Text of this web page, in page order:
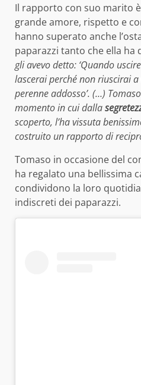
Il rapporto con suo marito
grande amore, rispetto e
hanno superato anche
paparazzi tanto che ella ha
gli avevo detto: ‘Quando
lascerai perché non riuscirai
perenne addosso’. (…)
momento in cui dalla
scoperto, l’ha vissuta
costruito un rapporto di
Tomaso in occasione del
ha regalato una bellissima
condividono la loro
indiscreti dei paparazzi.